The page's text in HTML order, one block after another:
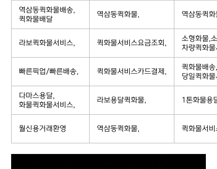
역삼동퀵화물배송,
퀵화물배달
역삼동퀵화물, 역삼동퀵
라보퀵화물서비스, 퀵화물서비스요금조회,
소형화물,
차량퀵화
빠른픽업/빠른배송, 퀵화물서비스카드결제,
퀵화물배
당일퀵화
다마스용달,
화물퀵화물서비스,
라보용달퀵화물, 1톤화물용
월신용거래환영 역삼동퀵화물, 퀵화물서